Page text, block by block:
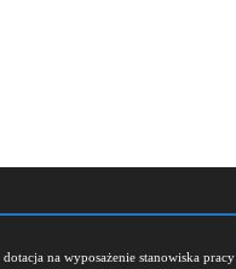
dotacja na wyposażenie stanowiska pracy